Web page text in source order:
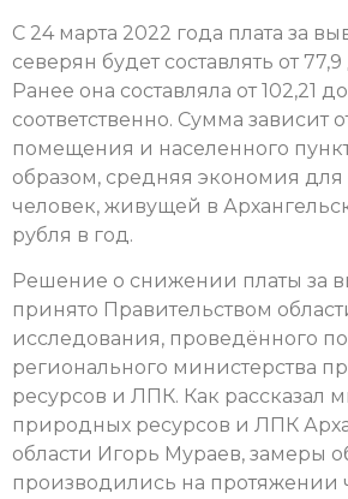
С 24 марта 2022 года плата за
северян будет составлять от
Ранее она составляла от 102,21
соответственно. Сумма зависит
помещения и населенного
образом, средняя экономия для
человек, живущей в
рубля в год.
Решение о снижении платы за
принято Правительством
исследования, проведённого
регионального министерства
ресурсов и ЛПК. Как рассказал
природных ресурсов и ЛПК
области Игорь Мураев, замеры
производились на протяжении